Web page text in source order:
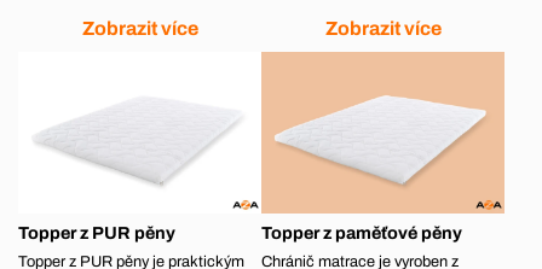
Zobrazit více Zobrazit více
Topper z PUR pěny
Topper z PUR pěny je praktickým
Topper z paměťové pěny
Chránič matrace je vyroben z